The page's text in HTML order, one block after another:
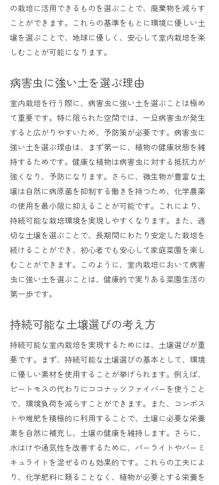
の栽培に活用できるものを選ぶことで、廃棄物を減らす
ことができます。これらの基準をもとに環境に優しい土
壌を選ぶことで、地球に優しく、安心して室内栽培を楽
しむことが可能になります。
病害虫に強い土を選ぶ理由
室内栽培を行う際に、病害虫に強い土を選ぶことは極め
て重要です。特に限られた空間では、一旦病害虫が発生
すると広がりやすいため、予防策が必要です。病害虫に
強い土を選ぶ理由は、まず第一に、植物の健康状態を維
持するためです。健康な植物は病害虫に対する抵抗力が
強くなり、予防になります。さらに、微生物が豊富な土
壌は自然に病原菌を抑制する働きを持つため、化学農薬
の使用を最小限に抑えることが可能です。これにより、
持続可能な栽培環境を実現しやすくなります。また、適
切な土壌を選ぶことで、長期間にわたり安定した栽培を
続けることができ、初心者でも安心して家庭菜園を楽し
むことができます。このように、室内栽培において病害
虫に強い土を選ぶことは、健康的で実りある菜園生活の
第一歩です。
持続可能な土壌選びの考え方
持続可能な室内栽培を実現するためには、土壌選びが重
要です。まず、持続可能な土壌選びの基本として、環境
に優しい素材を使用することが挙げられます。例えば、
ピートモスの代わりにココナッツファイバーを使うこと
で、環境負荷を減らすことができます。また、コンポス
トや堆肥を積極的に利用することで、土壌に必要な栄養
素を自然に補充し、土壌の健康を維持します。さらに、
水はけや通気性を改善するために、パーライトやバーミ
キュライトを混ぜるのも効果的です。これらの工夫によ
り、化学肥料に頼ることなく、植物が必要とする栄養を